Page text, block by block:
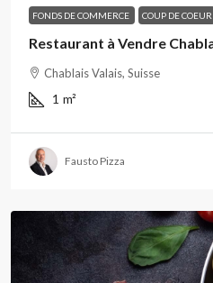
FONDS DE COMMERCE COUP DE COEUR
Restaurant à Vendre
Chablais Valais, Suisse
1 m²
Fausto Pizza